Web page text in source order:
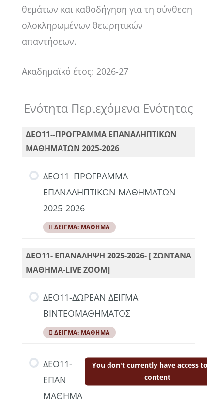
θεμάτων και καθοδήγηση για τη σύνθεση
ολοκληρωμένων θεωρητικών
απαντήσεων.
Ακαδημαϊκό έτος: 2026-27
Ενότητα Περιεχόμενα Ενότητας
ΔΕΟ11--ΠΡΟΓΡΑΜΜΑ ΕΠΑΝΑΛΗΠΤΙΚΩΝ
ΜΑΘΗΜΑΤΩΝ 2025-2026
ΔΕΟ11–ΠΡΟΓΡΑΜΜΑ
ΕΠΑΝΑΛΗΠΤΙΚΩΝ ΜΑΘΗΜΑΤΩΝ
2025-2026
ΔΕΊΓΜΑ: ΜΆΘΗΜΑ
ΔΕΟ11- ΕΠΑΝΑΛΗΨΗ 2025-2026- [ ZΩΝΤΑΝΑ
ΜΑΘΗΜΑ-LIVE ZOOM]
ΔΕΟ11-ΔΩΡΕΑΝ ΔΕΙΓΜΑ
ΒΙΝΤΕΟΜΑΘΗΜΑΤΟΣ
ΔΕΊΓΜΑ: ΜΆΘΗΜΑ
ΔΕΟ11-
ΕΠΑΝ
ΜΑΘΗΜΑ
You don't currently have access to
content